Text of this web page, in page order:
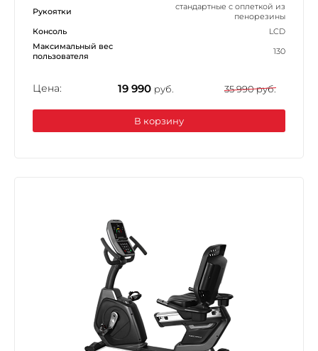
Рукоятки
стандартные с оплеткой из
пенорезины
Консоль
LCD
Максимальный вес
пользователя
130
Цена: 19 990 руб. 35 990 руб.
В корзину